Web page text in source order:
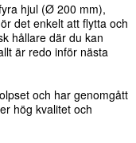
hjul (Ø 200 mm),
det enkelt att flytta och
hållare där du kan
är redo inför nästa
och har genomgått
hög kvalitet och